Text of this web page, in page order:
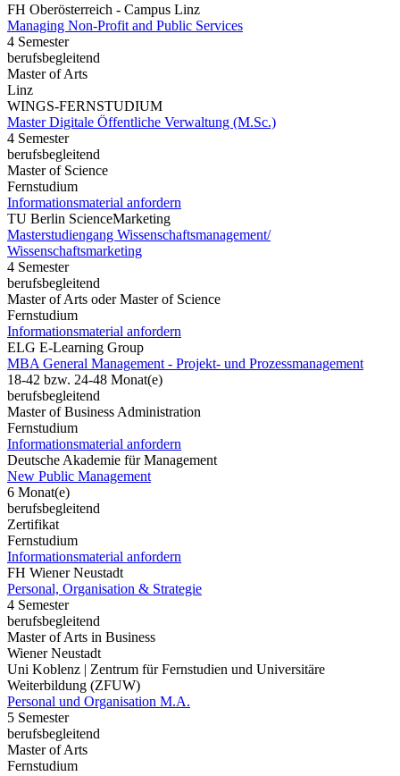
FH Oberösterreich - Campus Linz
Managing Non-Profit and Public Services
4 Semester
berufsbegleitend
Master of Arts
Linz
WINGS-FERNSTUDIUM
Master Digitale Öffentliche Verwaltung (M.Sc.)
4 Semester
berufsbegleitend
Master of Science
Fernstudium
Informationsmaterial anfordern
TU Berlin ScienceMarketing
Masterstudiengang Wissenschaftsmanagement/
Wissenschaftsmarketing
4 Semester
berufsbegleitend
Master of Arts oder Master of Science
Fernstudium
Informationsmaterial anfordern
ELG E-Learning Group
MBA General Management - Projekt- und Prozessmanagement
18-42 bzw. 24-48 Monat(e)
berufsbegleitend
Master of Business Administration
Fernstudium
Informationsmaterial anfordern
Deutsche Akademie für Management
New Public Management
6 Monat(e)
berufsbegleitend
Zertifikat
Fernstudium
Informationsmaterial anfordern
FH Wiener Neustadt
Personal, Organisation & Strategie
4 Semester
berufsbegleitend
Master of Arts in Business
Wiener Neustadt
Uni Koblenz | Zentrum für Fernstudien und Universitäre
Weiterbildung (ZFUW)
Personal und Organisation M.A.
5 Semester
berufsbegleitend
Master of Arts
Fernstudium